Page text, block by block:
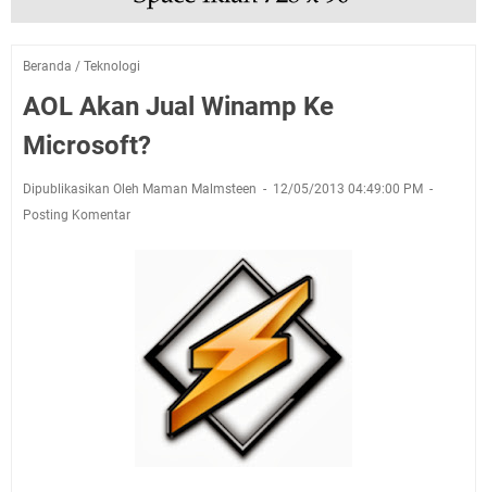
Beranda / Teknologi
AOL Akan Jual Winamp Ke
Microsoft?
Dipublikasikan Oleh Maman Malmsteen
12/05/2013 04:49:00 PM
Posting Komentar